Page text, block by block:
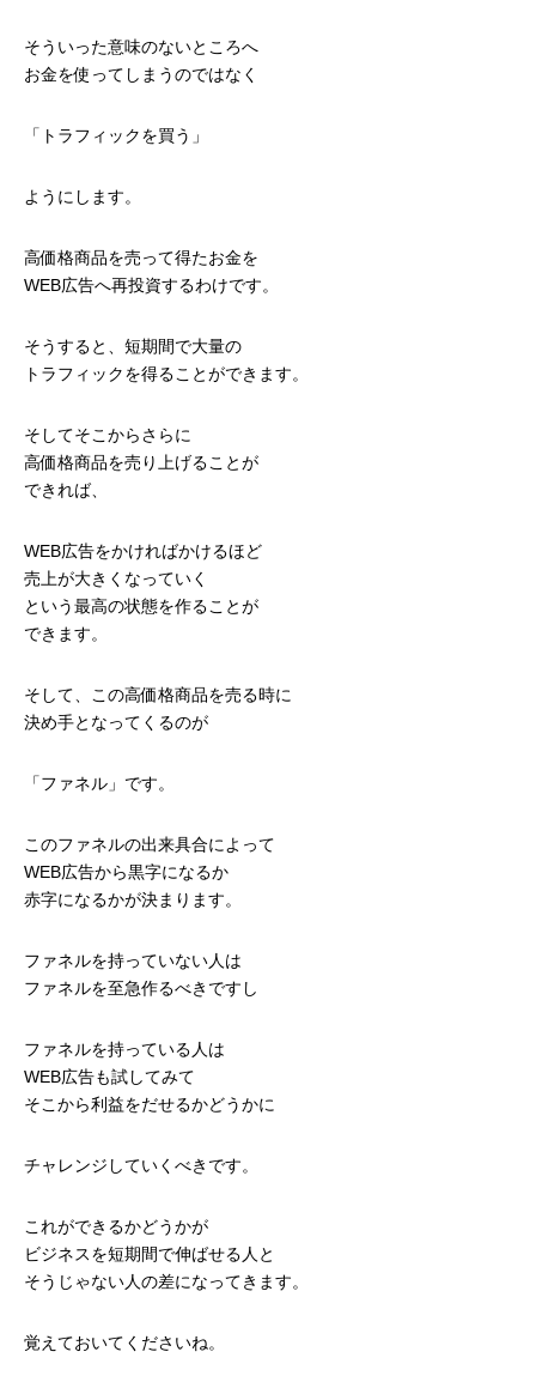
そういった意味のないところへ
お金を使ってしまうのではなく
「トラフィックを買う」
ようにします。
高価格商品を売って得たお金を
WEB広告へ再投資するわけです。
そうすると、短期間で大量の
トラフィックを得ることができます。
そしてそこからさらに
高価格商品を売り上げることが
できれば、
WEB広告をかければかけるほど
売上が大きくなっていく
という最高の状態を作ることが
できます。
そして、この高価格商品を売る時に
決め手となってくるのが
「ファネル」です。
このファネルの出来具合によって
WEB広告から黒字になるか
赤字になるかが決まります。
ファネルを持っていない人は
ファネルを至急作るべきですし
ファネルを持っている人は
WEB広告も試してみて
そこから利益をだせるかどうかに
チャレンジしていくべきです。
これができるかどうかが
ビジネスを短期間で伸ばせる人と
そうじゃない人の差になってきます。
覚えておいてくださいね。